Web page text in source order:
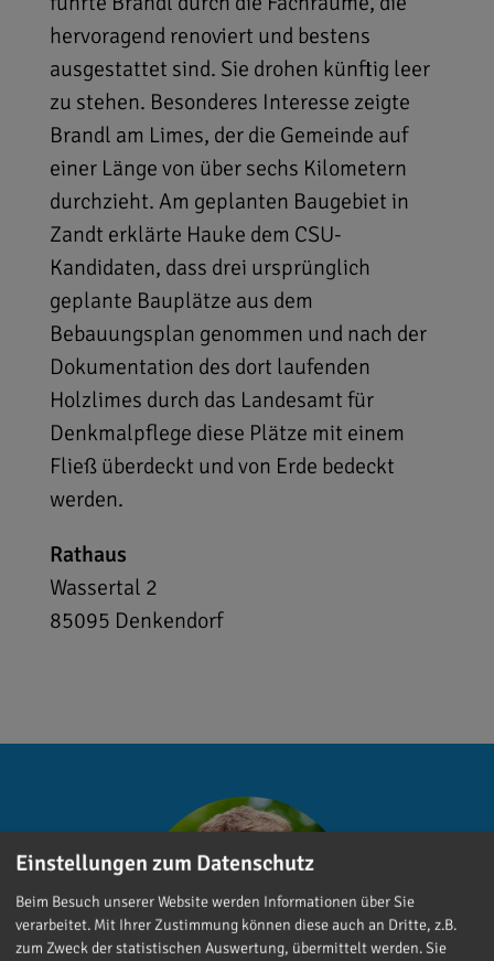
hervoragend renoviert und bestens
ausgestattet sind. Sie drohen künftig leer
zu stehen. Besonderes Interesse zeigte
Brandl am Limes, der die Gemeinde auf
einer Länge von über sechs Kilometern
durchzieht. Am geplanten Baugebiet in
Zandt erklärte Hauke dem CSU-
Kandidaten, dass drei ursprünglich
geplante Bauplätze aus dem
Bebauungsplan genommen und nach der
Dokumentation des dort laufenden
Holzlimes durch das Landesamt für
Denkmalpflege diese Plätze mit einem
Fließ überdeckt und von Erde bedeckt
werden.
Rathaus
Wassertal 2
85095 Denkendorf
Einstellungen zum Datenschutz
Beim Besuch unserer Website werden Informationen über Sie
verarbeitet. Mit Ihrer Zustimmung können diese auch an Dritte, z.B.
zum Zweck der statistischen Auswertung, übermittelt werden. Sie